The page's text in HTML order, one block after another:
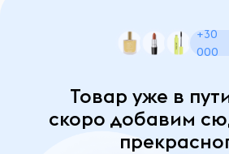
+30
000
Товар уже в
скоро добавим